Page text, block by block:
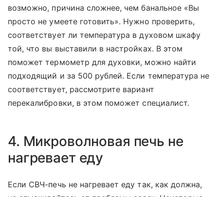
возможно, причина сложнее, чем банальное «Вы
просто не умеете готовить». Нужно проверить,
соответствует ли температура в духовом шкафу
той, что вы выставили в настройках. В этом
поможет термометр для духовки, можно найти
подходящий и за 500 рублей. Если температура не
соответствует, рассмотрите вариант
перекалибровки, в этом поможет специалист.
4. Микроволновая печь не
нагревает еду
Если СВЧ-печь не нагревает еду так, как должна,